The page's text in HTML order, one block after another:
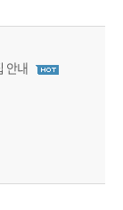
안내